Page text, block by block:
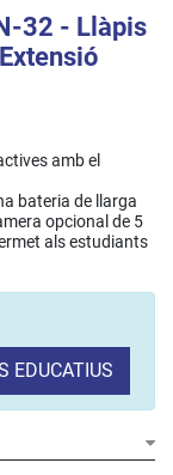
32 - Llàpis
amb el
bateria de llarga
opcional de 5
als estudiants
EDUCATIUS